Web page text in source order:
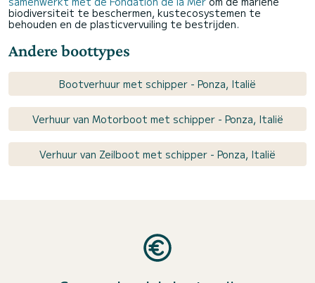
biodiversiteit te beschermen, kustecosystemen te
behouden en de plasticvervuiling te bestrijden.
Andere boottypes
Bootverhuur met schipper - Ponza, Italië
Verhuur van Motorboot met schipper - Ponza, Italië
Verhuur van Zeilboot met schipper - Ponza, Italië